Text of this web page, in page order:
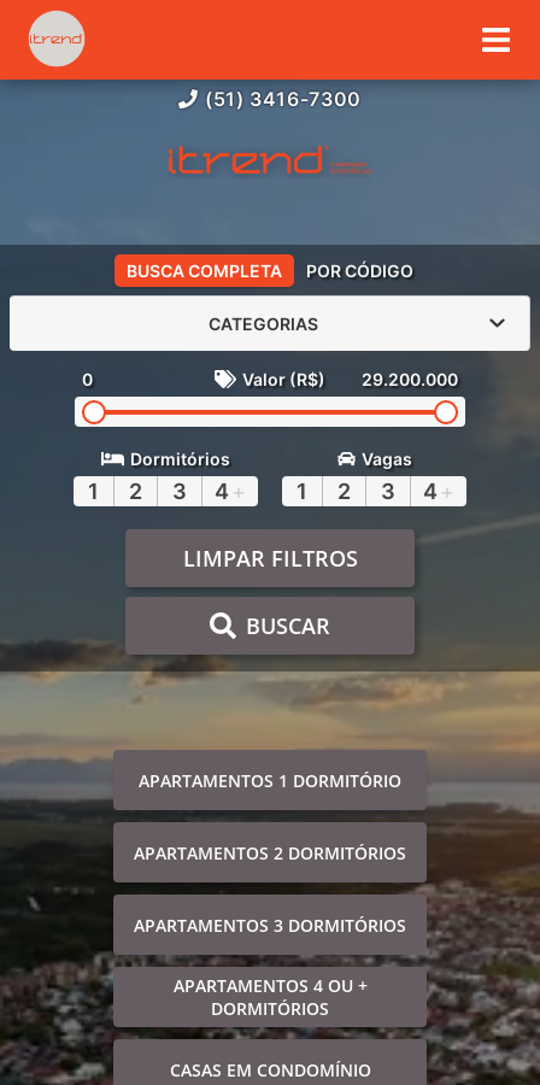
(51) 3416-7300
BUSCA COMPLETA POR CÓDIGO
CATEGORIAS
0 Valor (R$) 29.200.000
Dormitórios
1 2 3 4 +
Vagas
1 2 3 4 +
LIMPAR FILTROS
BUSCAR
APARTAMENTOS 1 DORMITÓRIO
APARTAMENTOS 2 DORMITÓRIOS
APARTAMENTOS 3 DORMITÓRIOS
APARTAMENTOS 4 OU +
DORMITÓRIOS
CASAS EM CONDOMÍNIO